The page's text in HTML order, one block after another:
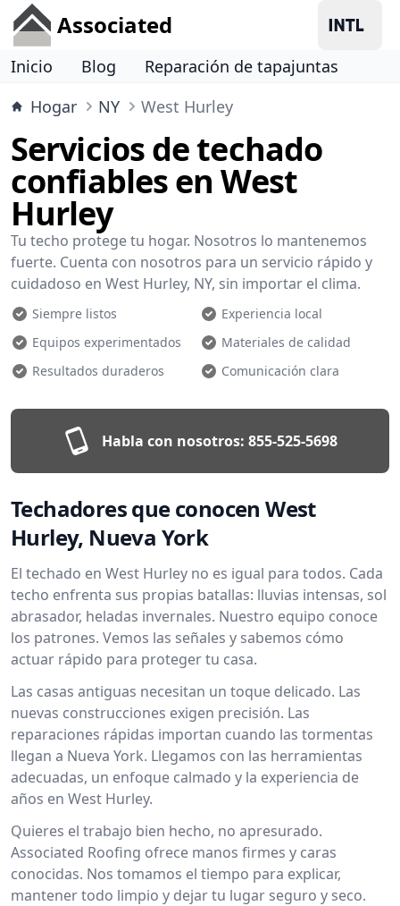
Associated
Inicio Blog
Reparación de tapajuntas
Hogar
NY West Hurley
Servicios de techado
confiables en West
Hurley
Tu techo protege tu hogar. Nosotros lo mantenemos
fuerte. Cuenta con nosotros para un servicio rápido y
cuidadoso en West Hurley, NY, sin importar el clima.
Siempre listos
Experiencia local
Equipos experimentados
Materiales de calidad
Resultados duraderos
Comunicación clara
Habla con nosotros: 855-525-5698
Techadores que conocen West
Hurley, Nueva York
El techado en West Hurley no es igual para todos. Cada
techo enfrenta sus propias batallas: lluvias intensas, sol
abrasador, heladas invernales. Nuestro equipo conoce
los patrones. Vemos las señales y sabemos cómo
actuar rápido para proteger tu casa.
Las casas antiguas necesitan un toque delicado. Las
nuevas construcciones exigen precisión. Las
reparaciones rápidas importan cuando las tormentas
llegan a Nueva York. Llegamos con las herramientas
adecuadas, un enfoque calmado y la experiencia de
años en West Hurley.
Quieres el trabajo bien hecho, no apresurado.
Associated Roofing ofrece manos firmes y caras
conocidas. Nos tomamos el tiempo para explicar,
mantener todo limpio y dejar tu lugar seguro y seco.